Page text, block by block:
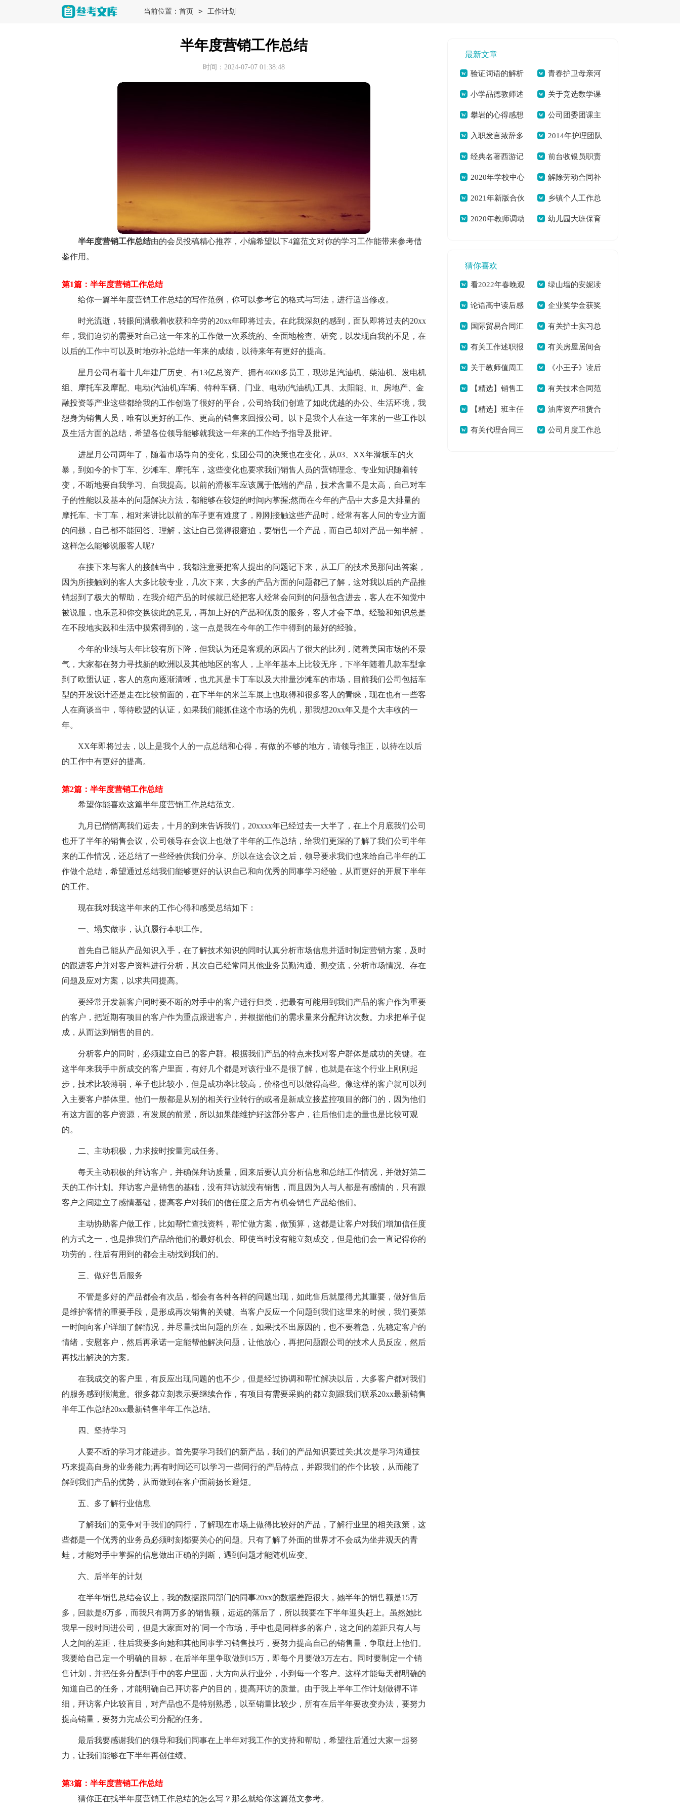
当前位置： 首页 > 工作计划
半年度营销工作总结
时间：2024-07-07 01:38:48
半年度营销工作总结由的会员投稿精心推荐，小编希望以下4篇范文对你的学习工作能带来参考借
鉴作用。
第1篇：半年度营销工作总结
给你一篇半年度营销工作总结的写作范例，你可以参考它的格式与写法，进行适当修改。
时光流逝，转眼间满载着收获和辛劳的20xx年即将过去。在此我深刻的感到，面队即将过去的20xx
年，我们迫切的需要对自己这一年来的工作做一次系统的、全面地检查、研究，以发现自我的不足，在
以后的工作中可以及时地弥补;总结一年来的成绩，以待来年有更好的提高。
星月公司有着十几年建厂历史、有13亿总资产、拥有4600多员工，现涉足汽油机、柴油机、发电机
组、摩托车及摩配、电动(汽油机)车辆、特种车辆、门业、电动(汽油机)工具、太阳能、it、房地产、金
融投资等产业这些都给我的工作创造了很好的平台，公司给我们创造了如此优越的办公、生活环境，我
想身为销售人员，唯有以更好的工作、更高的销售来回报公司。以下是我个人在这一年来的一些工作以
及生活方面的总结，希望各位领导能够就我这一年来的工作给予指导及批评。
进星月公司两年了，随着市场导向的变化，集团公司的决策也在变化，从03、XX年滑板车的火
暴，到如今的卡丁车、沙滩车、摩托车，这些变化也要求我们销售人员的营销理念、专业知识随着转
变，不断地要自我学习、自我提高。以前的滑板车应该属于低端的产品，技术含量不是太高，自己对车
子的性能以及基本的问题解决方法，都能够在较短的时间内掌握;然而在今年的产品中大多是大排量的
摩托车、卡丁车，相对来讲比以前的车子更有难度了，刚刚接触这些产品时，经常有客人问的专业方面
的问题，自己都不能回答、理解，这让自己觉得很窘迫，要销售一个产品，而自己却对产品一知半解，
这样怎么能够说服客人呢?
在接下来与客人的接触当中，我都注意要把客人提出的问题记下来，从工厂的技术员那问出答案，
因为所接触到的客人大多比较专业，几次下来，大多的产品方面的问题都已了解，这对我以后的产品推
销起到了极大的帮助，在我介绍产品的时候就已经把客人经常会问到的问题包含进去，客人在不知觉中
被说服，也乐意和你交换彼此的意见，再加上好的产品和优质的服务，客人才会下单。经验和知识总是
在不段地实践和生活中摸索得到的，这一点是我在今年的工作中得到的最好的经验。
今年的业绩与去年比较有所下降，但我认为还是客观的原因占了很大的比列，随着美国市场的不景
气，大家都在努力寻找新的欧洲以及其他地区的客人，上半年基本上比较无序，下半年随着几款车型拿
到了欧盟认证，客人的意向逐渐清晰，也尤其是卡丁车以及大排量沙滩车的市场，目前我们公司包括车
型的开发设计还是走在比较前面的，在下半年的米兰车展上也取得和很多客人的青睐，现在也有一些客
人在商谈当中，等待欧盟的认证，如果我们能抓住这个市场的先机，那我想20xx年又是个大丰收的一
年。
XX年即将过去，以上是我个人的一点总结和心得，有做的不够的地方，请领导指正，以待在以后
的工作中有更好的提高。
第2篇：半年度营销工作总结
希望你能喜欢这篇半年度营销工作总结范文。
九月已悄悄离我们远去，十月的到来告诉我们，20xxxx年已经过去一大半了，在上个月底我们公司
也开了半年的销售会议，公司领导在会议上也做了半年的工作总结，给我们更深的了解了我们公司半年
来的工作情况，还总结了一些经验供我们分享。所以在这会议之后，领导要求我们也来给自己半年的工
作做个总结，希望通过总结我们能够更好的认识自己和向优秀的同事学习经验，从而更好的开展下半年
的工作。
现在我对我这半年来的工作心得和感受总结如下：
一、塌实做事，认真履行本职工作。
首先自己能从产品知识入手，在了解技术知识的同时认真分析市场信息并适时制定营销方案，及时
的跟进客户并对客户资料进行分析，其次自己经常同其他业务员勤沟通、勤交流，分析市场情况、存在
问题及应对方案，以求共同提高。
要经常开发新客户同时要不断的对手中的客户进行归类，把最有可能用到我们产品的客户作为重要
的客户，把近期有项目的客户作为重点跟进客户，并根据他们的需求量来分配拜访次数。力求把单子促
成，从而达到销售的目的。
分析客户的同时，必须建立自己的客户群。根据我们产品的特点来找对客户群体是成功的关键。在
这半年来我手中所成交的客户里面，有好几个都是对该行业不是很了解，也就是在这个行业上刚刚起
步，技术比较薄弱，单子也比较小，但是成功率比较高，价格也可以做得高些。像这样的客户就可以列
入主要客户群体里。他们一般都是从别的相关行业转行的或者是新成立接监控项目的部门的，因为他们
有这方面的客户资源，有发展的前景，所以如果能维护好这部分客户，往后他们走的量也是比较可观
的。
二、主动积极，力求按时按量完成任务。
每天主动积极的拜访客户，并确保拜访质量，回来后要认真分析信息和总结工作情况，并做好第二
天的工作计划。拜访客户是销售的基础，没有拜访就没有销售，而且因为人与人都是有感情的，只有跟
客户之间建立了感情基础，提高客户对我们的信任度之后方有机会销售产品给他们。
主动协助客户做工作，比如帮忙查找资料，帮忙做方案，做预算，这都是让客户对我们增加信任度
的方式之一，也是推我们产品给他们的最好机会。即使当时没有能立刻成交，但是他们会一直记得你的
功劳的，往后有用到的都会主动找到我们的。
三、做好售后服务
不管是多好的产品都会有次品，都会有各种各样的问题出现，如此售后就显得尤其重要，做好售后
是维护客情的重要手段，是形成再次销售的关键。当客户反应一个问题到我们这里来的时候，我们要第
一时间向客户详细了解情况，并尽量找出问题的所在，如果找不出原因的，也不要着急，先稳定客户的
情绪，安慰客户，然后再承诺一定能帮他解决问题，让他放心，再把问题跟公司的技术人员反应，然后
再找出解决的方案。
在我成交的客户里，有反应出现问题的也不少，但是经过协调和帮忙解决以后，大多客户都对我们
的服务感到很满意。很多都立刻表示要继续合作，有项目有需要采购的都立刻跟我们联系20xx最新销售
半年工作总结20xx最新销售半年工作总结。
四、坚持学习
人要不断的学习才能进步。首先要学习我们的新产品，我们的产品知识要过关;其次是学习沟通技
巧来提高自身的业务能力;再有时间还可以学习一些同行的产品特点，并跟我们的作个比较，从而能了
解到我们产品的优势，从而做到在客户面前扬长避短。
五、多了解行业信息
了解我们的竞争对手我们的同行，了解现在市场上做得比较好的产品，了解行业里的相关政策，这
些都是一个优秀的业务员必须时刻都要关心的问题。只有了解了外面的世界才不会成为坐井观天的青
蛙，才能对手中掌握的信息做出正确的判断，遇到问题才能随机应变。
六、后半年的计划
在半年销售总结会议上，我的数据跟同部门的同事20xx的数据差距很大，她半年的销售额是15万
多，回款是8万多，而我只有两万多的销售额，远远的落后了，所以我要在下半年迎头赶上。虽然她比
我早一段时间进公司，但是大家面对的`同一个市场，手中也是同样多的客户，这之间的差距只有人与
人之间的差距，往后我要多向她和其他同事学习销售技巧，要努力提高自己的销售量，争取赶上他们。
我要给自己定一个明确的目标，在后半年里争取做到15万，即每个月要做3万左右。同时要制定一个销
售计划，并把任务分配到手中的客户里面，大方向从行业分，小到每一个客户。这样才能每天都明确的
知道自己的任务，才能明确自己拜访客户的目的，提高拜访的质量。由于我上半年工作计划做得不详
细，拜访客户比较盲目，对产品也不是特别熟悉，以至销量比较少，所有在后半年要改变办法，要努力
提高销量，要努力完成公司分配的任务。
最后我要感谢我们的领导和我们同事在上半年对我工作的支持和帮助，希望往后通过大家一起努
力，让我们能够在下半年再创佳绩。
第3篇：半年度营销工作总结
猜你正在找半年度营销工作总结的怎么写？那么就给你这篇范文参考。
最新文章
验证词语的解析
及近义词[本文共995
字]
青春护卫母亲河
争当河小禹[本文共
764字]
小学品德教师述
职[本文共4621字]
关于竞选数学课
代表发言稿[本文共
1768字]
攀岩的心得感想
700字[本文共3026
字]
公司团委团课主
题活动简报[本文共
335字]
入职发言致辞多
篇[本文共3945字]
2014年护理团队
工作总结[本文共
5551字]
经典名著西游记
读后感怎么写[本文
共2994字]
前台收银员职责
及要求[本文共1020
字]
2020年学校中心
组理论学习总结[本
文共2045字]
解除劳动合同补
偿金[本文共7581字]
2021年新版合伙
经营合同[本文共
乡镇个人工作总
结[本文共5833字]
2020年教师调动
字]
幼儿园大班保育
共6112字]
猜你喜欢
看2022年春晚观
后感600字作文素材
[本文共5075字]
绿山墙的安妮读
后感六年级学生[本
文共3655字]
论语高中读后感
合辑[本文共4314字]
企业奖学金获奖
学生发言稿[本文共
854字]
国际贸易合同汇
总6篇[本文共6054
字]
有关护士实习总
结集合八篇[本文共
7326字]
有关工作述职报
告模板集锦6篇[本文
共7930字]
有关房屋居间合
同集锦6篇[本文共
7048字]
关于教师值周工
作总结集锦十篇[本
文共8515字]
《小王子》读后
感（共3篇）[本文共
1284字]
【精选】销售工
作总结集合五篇[本
文共6783字]
有关技术合同范
文汇编10篇[本文共
18658字]
【精选】班主任
年级工作总结模板合
油库资产租赁合
同[本文共2769字]
有关代理合同三 公司月度工作总